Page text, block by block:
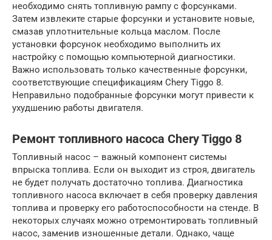
необходимо снять топливную рампу с форсунками.
Затем извлеките старые форсунки и установите новые,
смазав уплотнительные кольца маслом. После
установки форсунок необходимо выполнить их
настройку с помощью компьютерной диагностики.
Важно использовать только качественные форсунки,
соответствующие спецификациям Chery Tiggo 8.
Неправильно подобранные форсунки могут привести к
ухудшению работы двигателя.
Ремонт топливного насоса Chery Tiggo 8
Топливный насос – важный компонент системы
впрыска топлива. Если он выходит из строя, двигатель
не будет получать достаточно топлива. Диагностика
топливного насоса включает в себя проверку давления
топлива и проверку его работоспособности на стенде. В
некоторых случаях можно отремонтировать топливный
насос, заменив изношенные детали. Однако, чаще